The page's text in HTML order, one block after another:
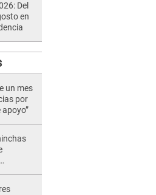
Del
en
un mes
por